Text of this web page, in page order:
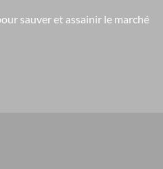
sauver et assainir le marché